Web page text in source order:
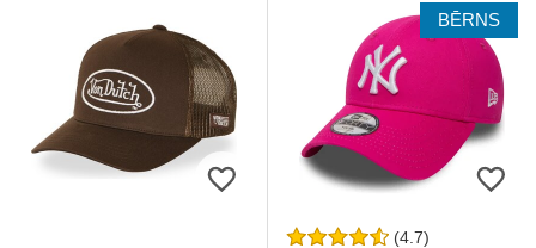
BĒRNS
(4.7)